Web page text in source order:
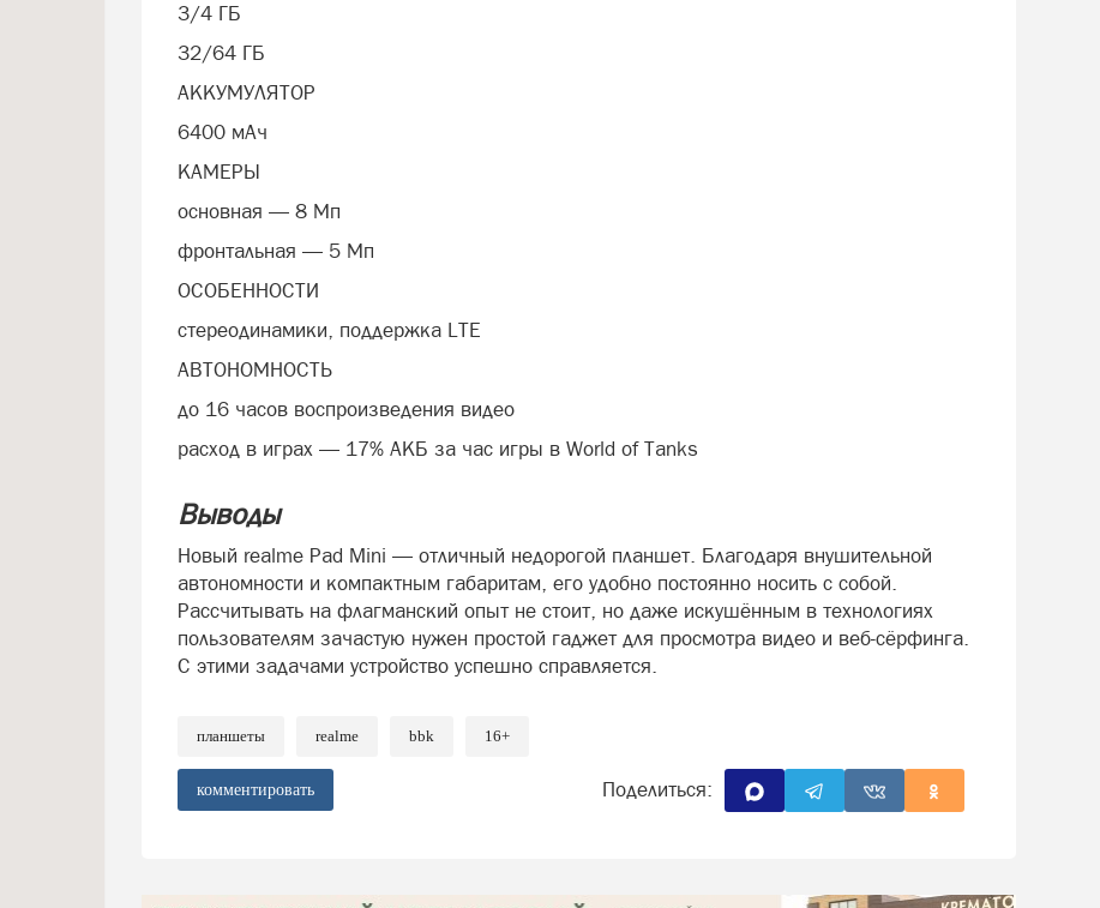
3/4 ГБ
32/64 ГБ
АККУМУЛЯТОР
6400 мАч
КАМЕРЫ
основная — 8 Мп
фронтальная — 5 Мп
ОСОБЕННОСТИ
стереодинамики, поддержка LTE
АВТОНОМНОСТЬ
до 16 часов воспроизведения видео
расход в играх — 17% АКБ за час игры в World of Tanks
Выводы
Новый realme Pad Mini — отличный недорогой планшет. Благодаря внушительной
автономности и компактным габаритам, его удобно постоянно носить с собой.
Рассчитывать на флагманский опыт не стоит, но даже искушённым в технологиях
пользователям зачастую нужен простой гаджет для просмотра видео и веб-сёрфинга.
С этими задачами устройство успешно справляется.
планшеты realme bbk 16+
комментировать Поделиться: